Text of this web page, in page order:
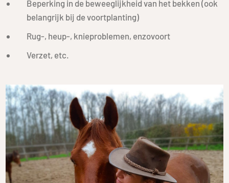
Beperking in de beweeglijkheid van het bekken (ook
belangrijk bij de voortplanting)
Rug-, heup-, knieproblemen, enzovoort
Verzet, etc.